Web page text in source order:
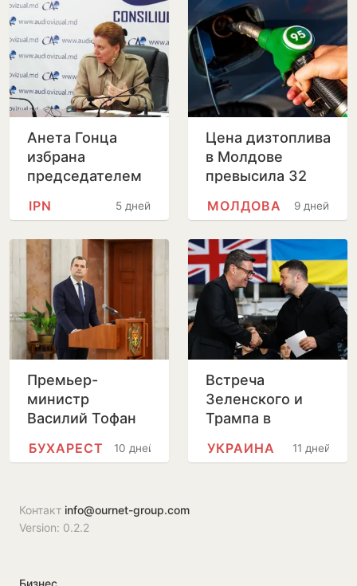
Анета Гонца
избрана
председателем
телевидению и
отставки
Лилианы Вицу
5 дней
IPN
Цена дизтоплива
в Молдове
превысила 32
9 дней
МОЛДОВА
Премьер-
министр
Василий Тофан
официальный10 дней
БУХАРЕСТ
Встреча
Зеленского и
Трампа в
пройдет без11 дней
УКРАИНА
Контакт info@ournet-group.com
Version: 0.2.2
Бизнес